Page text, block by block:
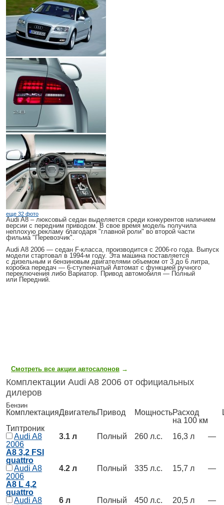
еще 32 фото
Audi A8 – люксовый седан выделяется среди конкурентов наличием
версии с передним приводом. В свое время модель получила
неплохую рекламу благодаря "главной роли" во второй части
фильма "Перевозчик".
Audi A8 2006 — cедан F-класса, производится с 2006-го года. Выпуск
модели стартовал в 1994-м году. Эта машина поставляется
с дизельным и бензиновым двигателями объемом от 3 до 6 литра,
коробка передач — 6-ступенчатый Автомат с функцией ручного
переключения либо Вариатор. Привод автомобиля — Полный
или Передний.
Смотреть все акции автосалонов →
Комплектации Audi A8 2006 от официальных
дилеров
Бензин
КомплектацияДвигательПривод МощностьРасход
на 100 км
Типтроник
Audi A8
2006
A8 3,2 FSI
quattro
3.1 л Полный 260 л.с. 16,3 л —
Audi A8
2006
A8 L 4,2
quattro
4.2 л Полный 335 л.с. 15,7 л —
Audi A8
6 л Полный 450 л.с. 20,5 л —